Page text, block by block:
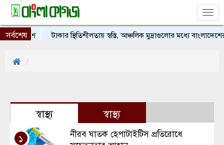
সর্বশেষ
বাংলাদেশ টাকার স্থিতিশীলতায় স্বস্তি, আঞ্চলিক মুদ্রাগুলোর মধ্যে
স্বাস্থ্য স্বাস্থ্য
১
নীরব ঘাতক হেপাটাইটিস প্রতিরোধে